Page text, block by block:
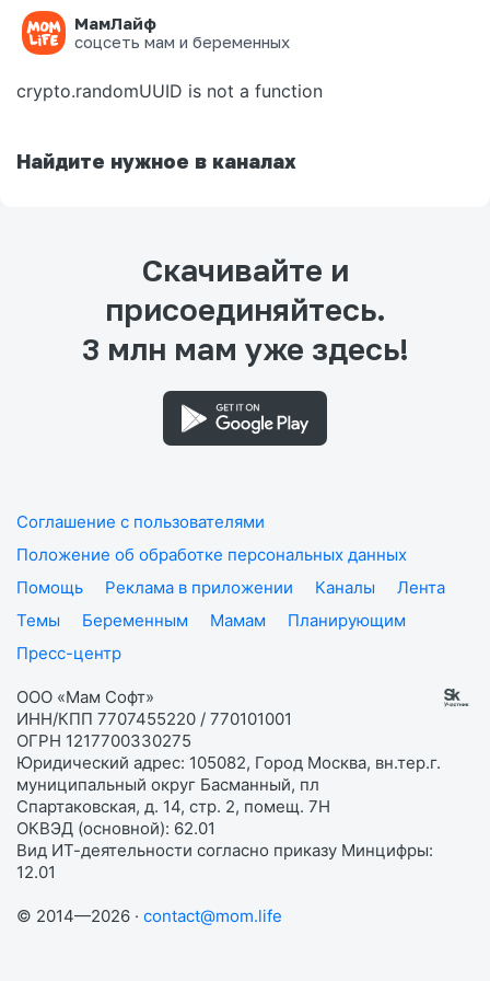
МамЛайф
соцсеть мам и беременных
Ошибка на странице
crypto.randomUUID is not a function
Найдите нужное в каналах
Скачивайте и
присоединяйтесь.
3 млн мам уже здесь!
Соглашение с пользователями
Положение об обработке персональных данных
Помощь
Реклама в приложении Каналы
Лента
Темы
Беременным Мамам
Планирующим
Пресс-центр
ООО «Мам Софт»
ИНН/КПП 7707455220 / 770101001
ОГРН 1217700330275
Юридический адрес: 105082, Город Москва, вн.тер.г.
муниципальный округ Басманный, пл
Спартаковская, д. 14, стр. 2, помещ. 7Н
ОКВЭД (основной): 62.01
Вид ИТ-деятельности согласно приказу Минцифры:
12.01
© 2014—2026 · contact@mom.life